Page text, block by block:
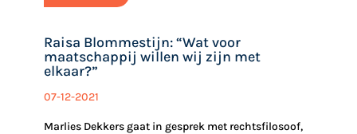
Raisa Blommestijn: “Wat voor
maatschappij willen wij zijn met
elkaar?”
07-12-2021
Marlies Dekkers gaat in gesprek met rechtsfilosoof,